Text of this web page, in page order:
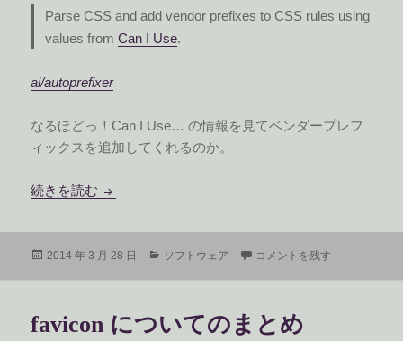
Parse CSS and add vendor prefixes to CSS rules using
values fromCan I Use.
ai/autoprefixer
なるほどっ！Can I Use… の情報を見てベンダープレフ
ィックスを追加してくれるのか。
続きを読む Compass で Autoprefixer を使う
投
2014 年 3 月 28 日
カ
ー
ソフトウェア Compass で Autoprefixer を
コメントを残す
favicon についてのまとめ